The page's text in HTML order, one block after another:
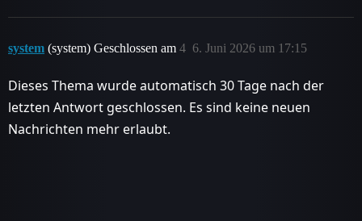
system (system) Geschlossen am 6. Juni 2026 um 17:15
4
Dieses Thema wurde automatisch 30 Tage nach der
letzten Antwort geschlossen. Es sind keine neuen
Nachrichten mehr erlaubt.